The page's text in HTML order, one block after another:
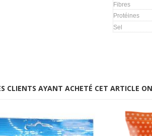
Fibres
Protéines
Sel
CLIENTS AYANT ACHETÉ CET ARTICLE